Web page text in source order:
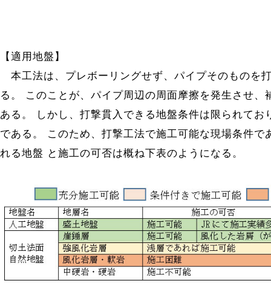
【適用地盤】
本工法は、プレボーリングせず、パイプそのものを
る。 このことが、パイプ周辺の周面摩擦を発生させ
ある。 しかし、打撃貫入できる地盤条件は限られて
である。 このため、打撃工法で施工可能な現場条件
れる地盤 と施工の可否は概ね下表のようになる。